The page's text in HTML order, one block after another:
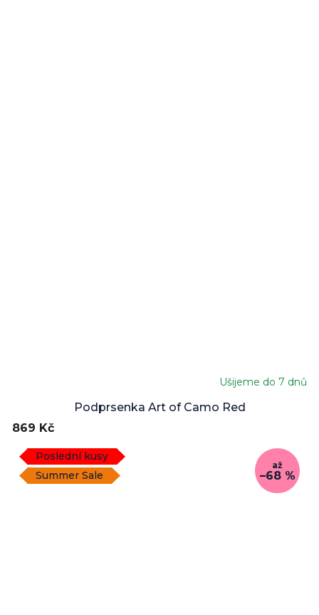
Podprsenka Art of Camo Red
Ušijeme do 7 dnů
869 Kč
Poslední kusy
Summer Sale
až
–68 %